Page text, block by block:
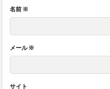
名前 ※
メール※
サイト